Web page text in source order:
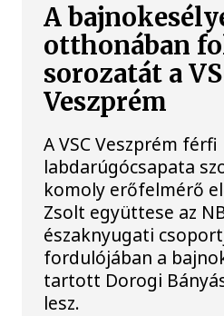
A
otthonában
sorozatát a
Veszprém
A VSC Veszprém férfi
labdarúgócsapata
komoly erőfelmérő
Zsolt együttese az
északnyugati
fordulójában a
tartott Dorogi
lesz.